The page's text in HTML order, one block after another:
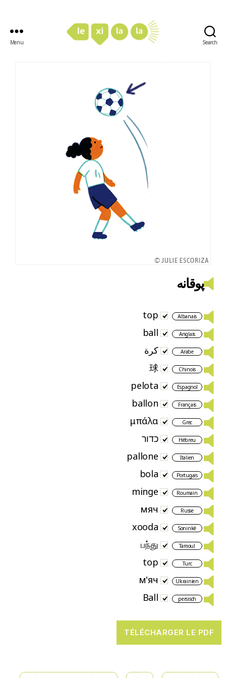
Search
Menu
پوقانه
Albanais
top
Anglais
ball
Arabe كرة
Chinois
球
Espagnol
pelota
Français
ballon
Grec
μπάλα
Hébreu כדור
Italien
pallone
Portugais
bola
Roumain
minge
Russe
мяч
Soninké
xooda
Tamoul
பந்து
Turc
top
Ukrainien
м'яч
persisch
Ball